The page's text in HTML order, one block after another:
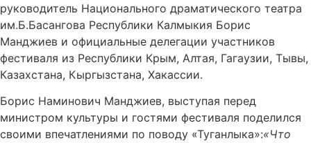
руководитель Национального драматического театра
им.Б.Басангова Республики Калмыкия Борис
Манджиев и официальные делегации участников
фестиваля из Республики Крым, Алтая, Гагаузии, Тывы,
Казахстана, Кыргызстана, Хакассии.
Борис Наминович Манджиев, выступая перед
министром культуры и гостями фестиваля поделился
своими впечатлениями по поводу «Туганлыка»:«Что